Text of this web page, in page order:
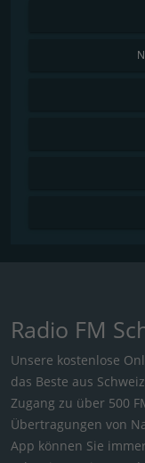
Radio FM
Unsere kostenlose
das Beste aus
Zugang zu über 500
Übertragungen von
App können Sie